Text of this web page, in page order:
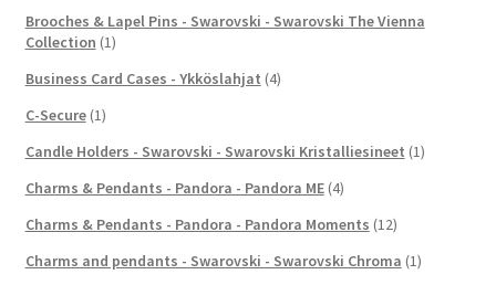
Brooches & Lapel Pins - Swarovski - Swarovski The Vienna
Collection (1)
Business Card Cases - Ykköslahjat (4)
C-Secure (1)
Candle Holders - Swarovski - Swarovski Kristalliesineet (1)
Charms & Pendants - Pandora - Pandora ME (4)
Charms & Pendants - Pandora - Pandora Moments (12)
Charms and pendants - Swarovski - Swarovski Chroma (1)